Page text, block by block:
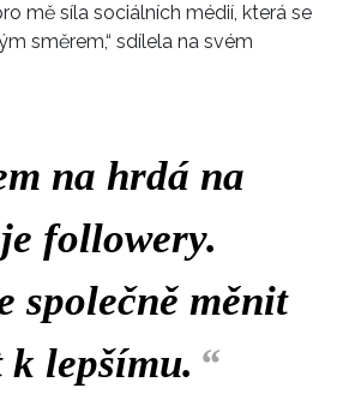
mě síla sociálních médií, která se
směrem,“ sdílela na svém
na hrdá na
followery.
společně měnit
k lepšímu. “